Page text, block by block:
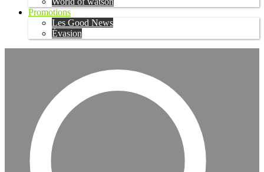
Promotions
Les Good News
Évasion